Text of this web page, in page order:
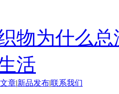
物为什么总
活
章 新品发布联系我们